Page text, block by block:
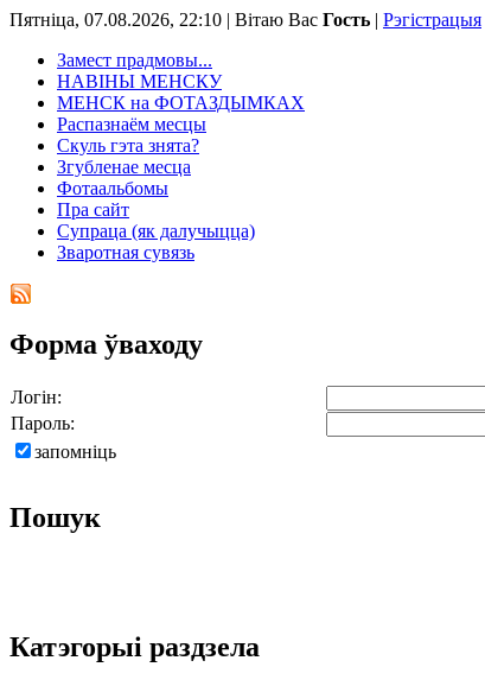
Пятніца, 07.08.2026, 22:10 | Вітаю Вас Гость | Рэгістрацыя
Замест прадмовы...
НАВІНЫ МЕНСКУ
МЕНСК на ФОТАЗДЫМКАХ
Распазнаём месцы
Скуль гэта знята?
Згубленае месца
Фотаальбомы
Пра сайт
Супраца (як далучыцца)
Зваротная сувязь
Форма ўваходу
Логін:
Пароль:
запомніць
Пошук
Катэгорыі раздзела